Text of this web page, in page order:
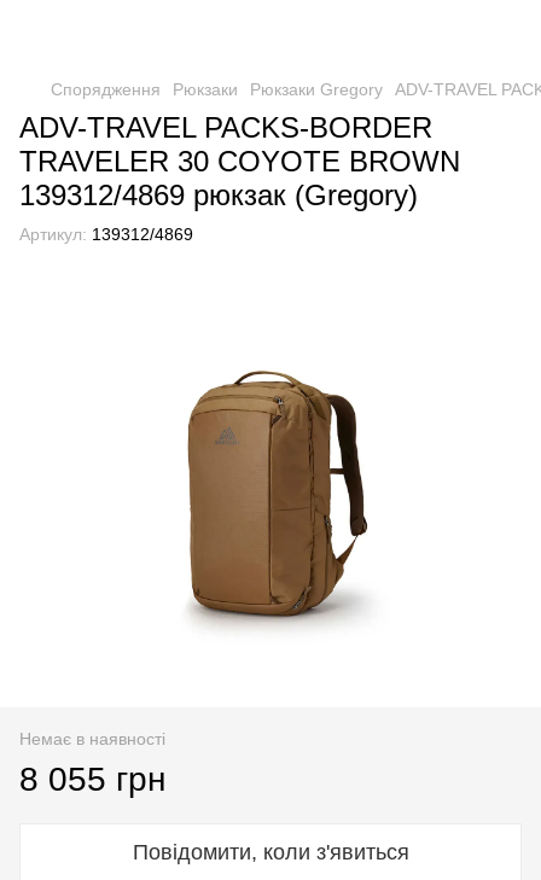
Спорядження Рюкзаки Рюкзаки Gregory ADV-TRAVEL
ADV-TRAVEL PACKS-BORDER
TRAVELER 30 COYOTE BROWN
139312/4869 рюкзак (Gregory)
Артикул: 139312/4869
Немає в наявності
8 055 грн
Повідомити, коли з'явиться